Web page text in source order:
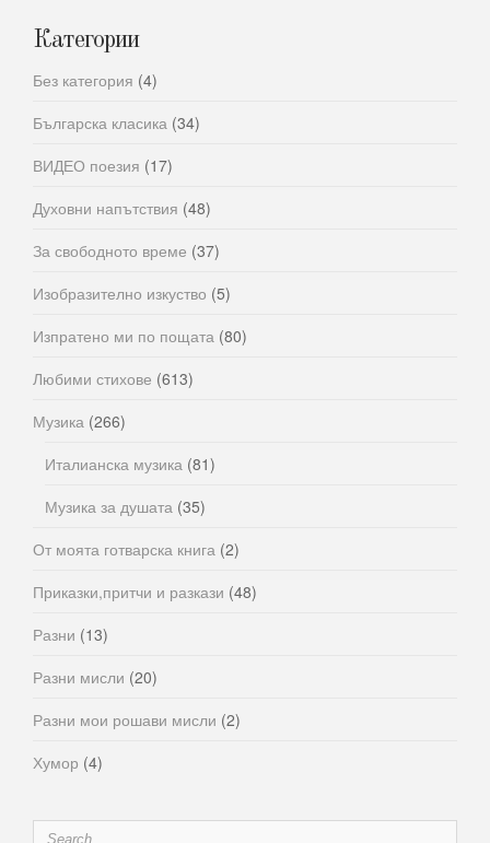
Категории
Без категория (4)
Българска класика (34)
ВИДЕО поезия (17)
Духовни напътствия (48)
За свободното време (37)
Изобразително изкуство (5)
Изпратено ми по пощата (80)
Любими стихове (613)
Музика (266)
Италианска музика (81)
Музика за душата (35)
От моята готварска книга (2)
Приказки,притчи и разкази (48)
Разни (13)
Разни мисли (20)
Разни мои рошави мисли (2)
Хумор (4)
Search